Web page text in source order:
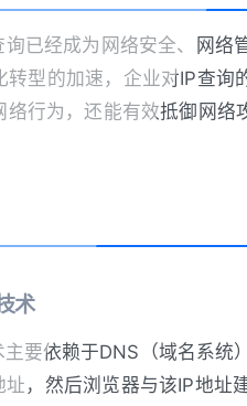
询已经成为网络安全、网
转型的加速，企业对IP查
络行为，还能有效抵御网
术
要依赖于DNS（域名系统
址，然后浏览器与该IP地址